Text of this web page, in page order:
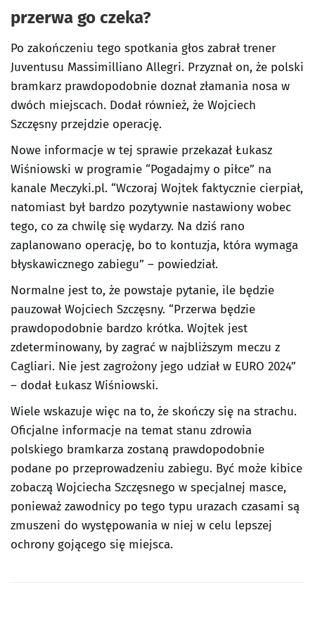
przerwa go czeka?
Po zakończeniu tego spotkania głos zabrał trener
Juventusu Massimilliano Allegri. Przyznał on, że polski
bramkarz prawdopodobnie doznał złamania nosa w
dwóch miejscach. Dodał również, że Wojciech
Szczęsny przejdzie operację.
Nowe informacje w tej sprawie przekazał Łukasz
Wiśniowski w programie “Pogadajmy o piłce” na
kanale Meczyki.pl. “Wczoraj Wojtek faktycznie cierpiał,
natomiast był bardzo pozytywnie nastawiony wobec
tego, co za chwilę się wydarzy. Na dziś rano
zaplanowano operację, bo to kontuzja, która wymaga
błyskawicznego zabiegu” – powiedział.
Normalne jest to, że powstaje pytanie, ile będzie
pauzował Wojciech Szczęsny. “Przerwa będzie
prawdopodobnie bardzo krótka. Wojtek jest
zdeterminowany, by zagrać w najbliższym meczu z
Cagliari. Nie jest zagrożony jego udział w EURO 2024”
– dodał Łukasz Wiśniowski.
Wiele wskazuje więc na to, że skończy się na strachu.
Oficjalne informacje na temat stanu zdrowia
polskiego bramkarza zostaną prawdopodobnie
podane po przeprowadzeniu zabiegu. Być może kibice
zobaczą Wojciecha Szczęsnego w specjalnej masce,
ponieważ zawodnicy po tego typu urazach czasami są
zmuszeni do występowania w niej w celu lepszej
ochrony gojącego się miejsca.